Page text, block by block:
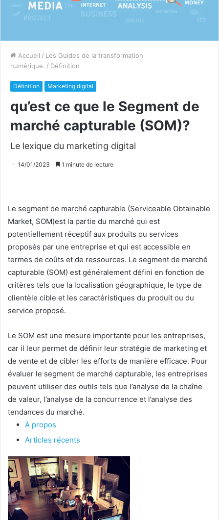
Accueil / Les Guides de la transformation
numérique. / Définition
Définition Marketing digital
qu’est ce que le Segment de
marché capturable (SOM)?
Le lexique du marketing digital
14/01/2023 1 minute de lecture
Le segment de marché capturable (Serviceable Obtainable
Market, SOM)est la partie du marché qui est
potentiellement réceptif aux produits ou services
proposés par une entreprise et qui est accessible en
termes de coûts et de ressources. Le segment de marché
capturable (SOM) est généralement défini en fonction de
critères tels que la localisation géographique, le type de
clientèle cible et les caractéristiques du produit ou du
service proposé.
Le SOM est une mesure importante pour les entreprises,
car il leur permet de définir leur stratégie de marketing et
de vente et de cibler les efforts de manière efficace. Pour
évaluer le segment de marché capturable, les entreprises
peuvent utiliser des outils tels que l’analyse de la chaîne
de valeur, l’analyse de la concurrence et l’analyse des
tendances du marché.
À propos
Articles récents